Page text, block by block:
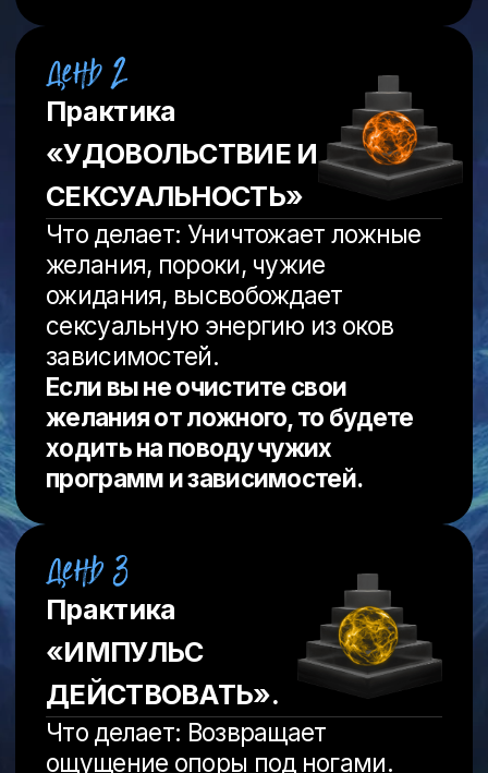
действовать и не сомневаться.
Если вы не имеете импульса
действовать, точнее не знаете
как его включать, то все желания
(даже не ложные) будут
фантазиями.
Практика «ЭТИКА
И СМЫСЛ».
Что делает: Слышать своё
сердце, свой истинный голос,
быть в благости и любви.
Если вы не имеете Этики и
Любви в действиях, то любые
Практика
«ПРОЯВЛЕНИЕ
ТВОРЦА».
Что делает: Включает состояние
глубокой вовлечённости и
творчества. Убирает
прокрастинацию, показывает
вашу уникальность и креатив.
Если вы не проявляетесь в мире,
то нет смысла расчитывать на
уникальность, вы просто будете
сливаться с массой.